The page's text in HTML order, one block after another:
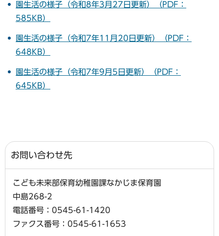
園生活の様子（令和8年3月27日更新）（PDF：
585KB）
園生活の様子（令和7年11月20日更新）（PDF：
648KB）
園生活の様子（令和7年9月5日更新）（PDF：
645KB）
お問い合わせ先
こども未来部保育幼稚園課なかじま保育園
中島268-2
電話番号：0545-61-1420
ファクス番号：0545-61-1653